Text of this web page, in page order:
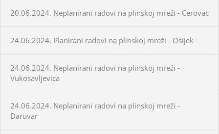
20.06.2024. Neplanirani radovi na plinskoj mreži - Cerovac
24.06.2024. Planirani radovi na plinskoj mreži - Osijek
24.06.2024. Neplanirani radovi na plinskoj mreži -
Vukosavljevica
24.06.2024. Neplanirani radovi na plinskoj mreži -
Daruvar